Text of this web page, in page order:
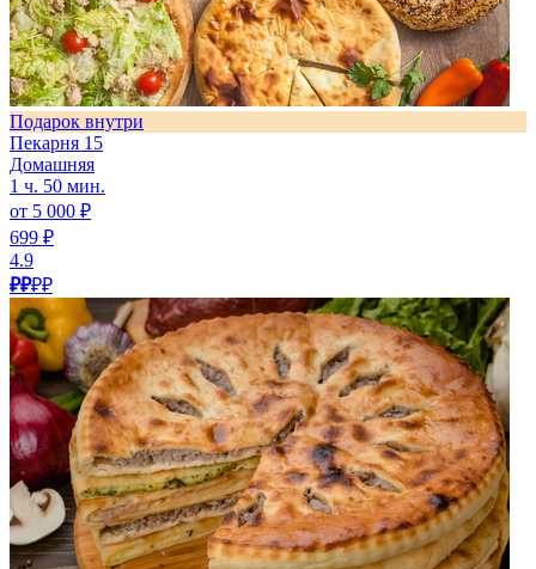
Подарок внутри
Пекарня 15
Домашняя
1 ч. 50 мин.
от 5 000 ₽
699 ₽
4.9
₽₽₽₽